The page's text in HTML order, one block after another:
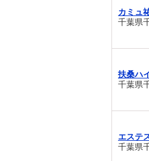
カミュ
千葉県
扶桑ハ
千葉県
エステ
千葉県